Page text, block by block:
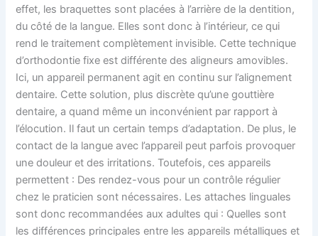
effet, les braquettes sont placées à l’arrière de la dentition,
du côté de la langue. Elles sont donc à l’intérieur, ce qui
rend le traitement complètement invisible. Cette technique
d’orthodontie fixe est différente des aligneurs amovibles.
Ici, un appareil permanent agit en continu sur l’alignement
dentaire. Cette solution, plus discrète qu’une gouttière
dentaire, a quand même un inconvénient par rapport à
l’élocution. Il faut un certain temps d’adaptation. De plus, le
contact de la langue avec l’appareil peut parfois provoquer
une douleur et des irritations. Toutefois, ces appareils
permettent : Des rendez-vous pour un contrôle régulier
chez le praticien sont nécessaires. Les attaches linguales
sont donc recommandées aux adultes qui : Quelles sont
les différences principales entre les appareils métalliques et